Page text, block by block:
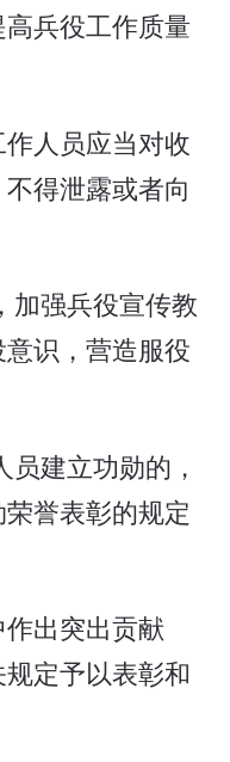
兵役工作质量
人员应当对收
得泄露或者向
加强兵役宣传教
识，营造服役
建立功勋的，
誉表彰的规定
出突出贡献
定予以表彰和